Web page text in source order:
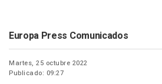
Europa Press Comunicados
Martes, 25 octubre 2022
Publicado: 09:27